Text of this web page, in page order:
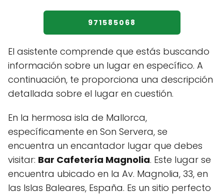
971585068
El asistente comprende que estás buscando
información sobre un lugar en específico. A
continuación, te proporciona una descripción
detallada sobre el lugar en cuestión.
En la hermosa isla de Mallorca,
específicamente en Son Servera, se
encuentra un encantador lugar que debes
visitar: Bar Cafetería Magnolia. Este lugar se
encuentra ubicado en la Av. Magnolia, 33, en
las Islas Baleares, España. Es un sitio perfecto